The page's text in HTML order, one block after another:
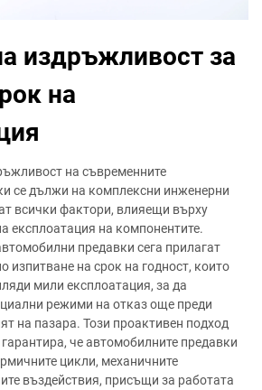
издръжливост за
на
на съвременните
се дължи на комплексни инженерни
всички фактори, влияещи върху
експлоатация на компонентите.
предавки сега прилагат
изпитване на срок на годност, които
мили експлоатация, за да
режими на отказ още преди
на пазара. Този проактивен подход
че автомобилните предавки
цикли, механичните
въздействия, присъщи за работата